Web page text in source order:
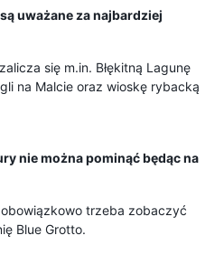
uważane za najbardziej
się m.in. Błękitną Lagunę
na Malcie oraz wioskę rybacką
nie można pominąć będąc na
trzeba zobaczyć
Blue Grotto.